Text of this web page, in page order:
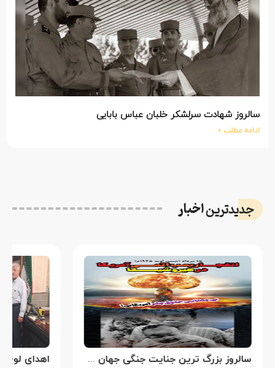
سالروز شهادت سرلشکر خلبان عباس بابایی
ادامه مطلب »
جدیدتریناخبار
سالروز بزرگ ترین جنایت جنگی جهان علیه بشریت توسط بزرگ ترین مدعی دروغین حقوق بشر